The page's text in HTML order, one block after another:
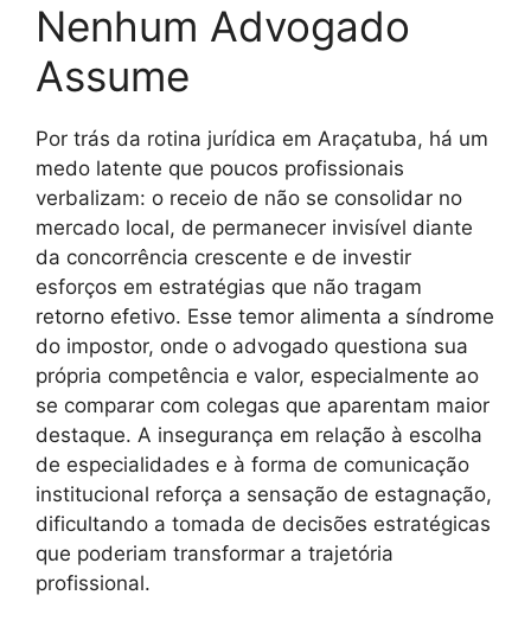
Nenhum Advogado
Assume
Por trás da rotina jurídica em Araçatuba, há um
medo latente que poucos profissionais
verbalizam: o receio de não se consolidar no
mercado local, de permanecer invisível diante
da concorrência crescente e de investir
esforços em estratégias que não tragam
retorno efetivo. Esse temor alimenta a síndrome
do impostor, onde o advogado questiona sua
própria competência e valor, especialmente ao
se comparar com colegas que aparentam maior
destaque. A insegurança em relação à escolha
de especialidades e à forma de comunicação
institucional reforça a sensação de estagnação,
dificultando a tomada de decisões estratégicas
que poderiam transformar a trajetória
profissional.